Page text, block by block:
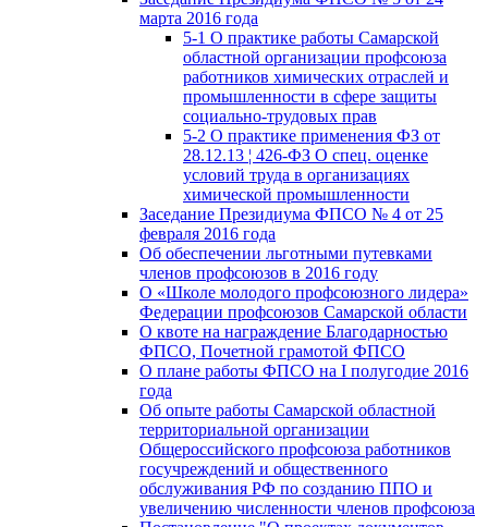
марта 2016 года
5-1 О практике работы Самарской
областной организации профсоюза
работников химических отраслей и
промышленности в сфере защиты
социально-трудовых прав
5-2 О практике применения ФЗ от
28.12.13 ¦ 426-ФЗ О спец. оценке
условий труда в организациях
химической промышленности
Заседание Президиума ФПСО № 4 от 25
февраля 2016 года
Об обеспечении льготными путевками
членов профсоюзов в 2016 году
О «Школе молодого профсоюзного лидера»
Федерации профсоюзов Самарской области
О квоте на награждение Благодарностью
ФПСО, Почетной грамотой ФПСО
О плане работы ФПСО на I полугодие 2016
года
Об опыте работы Самарской областной
территориальной организации
Общероссийского профсоюза работников
госучреждений и общественного
обслуживания РФ по созданию ППО и
увеличению численности членов профсоюза